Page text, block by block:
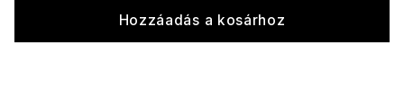
Hozzáadás a kosárhoz